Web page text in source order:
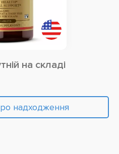
на складі
надходження